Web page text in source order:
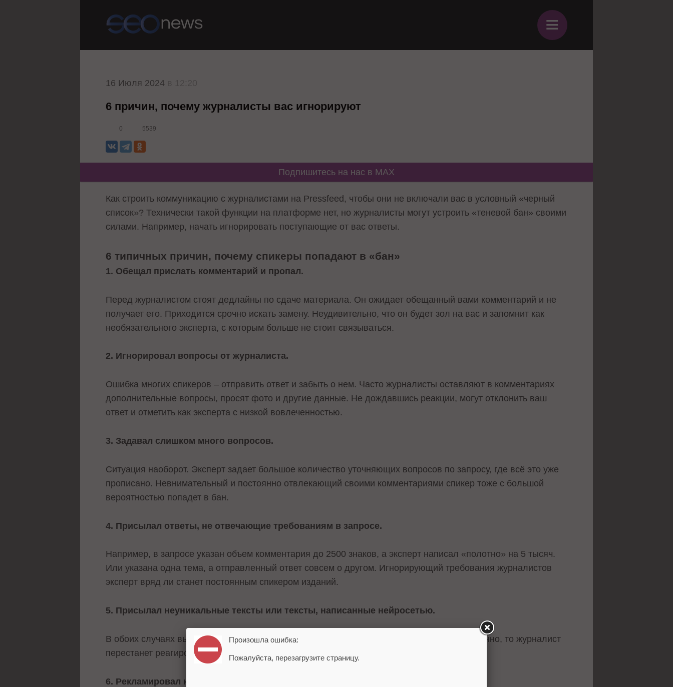
≡
16 Июля 2024
6 причин, почему журналисты вас игнорируют
0 5539
Подпишитесь на нас в MAX
Как строить коммуникацию с журналистами на Pressfeed, чтобы они не включали вас в условный «черный
список»? Технически такой функции на платформе нет, но журналисты могут устроить «теневой бан» своими
силами. Например, начать игнорировать поступающие от вас ответы.
6 типичных причин, почему спикеры попадают в «бан»
1. Обещал прислать комментарий и пропал.
Перед журналистом стоят дедлайны по сдаче материала. Он ожидает обещанный вами комментарий и не
получает его. Приходится срочно искать замену. Неудивительно, что он будет зол на вас и запомнит как
необязательного эксперта, с которым больше не стоит связываться.
2. Игнорировал вопросы от журналиста.
Ошибка многих спикеров – отправить ответ и забыть о нем. Часто журналисты оставляют в комментариях
дополнительные вопросы, просят фото и другие данные. Не дождавшись реакции, могут отклонить ваш
ответ и отметить как эксперта с низкой вовлеченностью.
3. Задавал слишком много вопросов.
Ситуация наоборот. Эксперт задает большое количество уточняющих вопросов по запросу, где всё это уже
прописано. Невнимательный и постоянно отвлекающий своими комментариями спикер тоже с большой
вероятностью попадет в бан.
4. Присылал ответы, не отвечающие требованиям в запросе.
Например, в запросе указан объем комментария до 2500 знаков, а эксперт написал «полотно» на 5 тысяч.
Или указана одна тема, а отправленный ответ совсем о другом. Игнорирующий требования журналистов
эксперт вряд ли станет постоянным спикером изданий.
5. Присылал неуникальные тексты или тексты, написанные нейросетью.
В обоих случаях высоки риски отклонения ответа. А если такое будет повторяться постоянно, то журналист
перестанет реагировать на ваши комментарии.
6. Рекламировал компанию и услуги.
Произошла ошибка:
Пожалуйста, перезагрузите страницу.